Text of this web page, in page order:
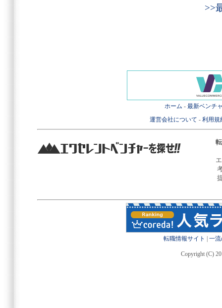
>>
ホーム - 最新ベンチ
運営会社について - 利用規
転職情報サイト 一
Copyright (C)